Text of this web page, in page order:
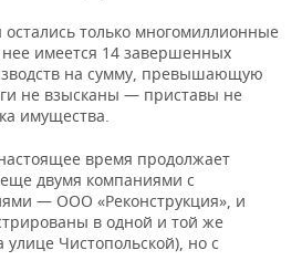
только многомиллионные
имеется 14 завершенных
на сумму, превышающую
не взысканы — приставы не
имущества.
время продолжает
двумя компаниями с
— ООО «Реконструкция», и
в одной и той же
Чистопольской), но с